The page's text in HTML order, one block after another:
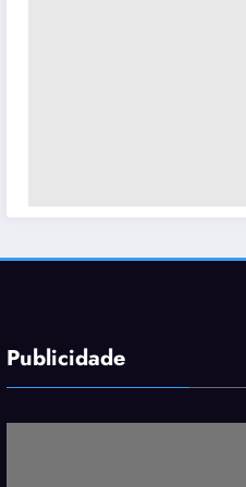
Publicidade